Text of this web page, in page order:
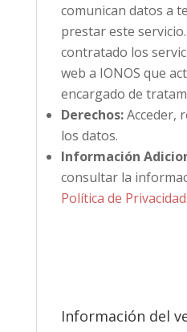
comunican datos a
prestar este
contratado los
web a IONOS que
encargado de
Derechos:Acceder,
los datos.
Información
consultar la
Política de Privacidad.
Información del